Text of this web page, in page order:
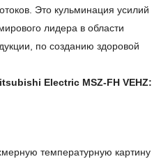
Это кульминация усилий
лидера в области
по созданию здоровой
Electric MSZ-FH VEHZ:
температурную картину